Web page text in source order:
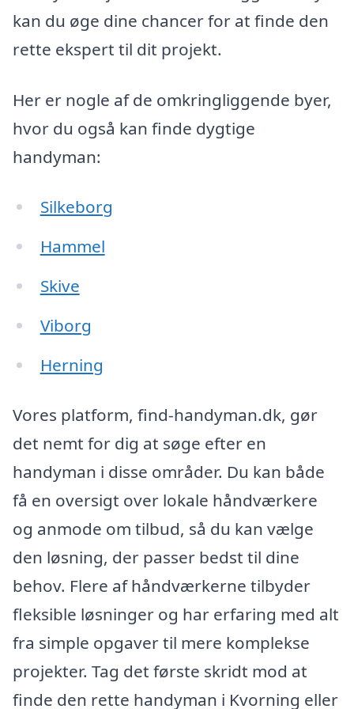
kan du øge dine chancer for at finde den
rette ekspert til dit projekt.
Her er nogle af de omkringliggende byer,
hvor du også kan finde dygtige
handyman:
Silkeborg
Hammel
Skive
Viborg
Herning
Vores platform, find-handyman.dk, gør
det nemt for dig at søge efter en
handyman i disse områder. Du kan både
få en oversigt over lokale håndværkere
og anmode om tilbud, så du kan vælge
den løsning, der passer bedst til dine
behov. Flere af håndværkerne tilbyder
fleksible løsninger og har erfaring med alt
fra simple opgaver til mere komplekse
projekter. Tag det første skridt mod at
finde den rette handyman i Kvorning eller